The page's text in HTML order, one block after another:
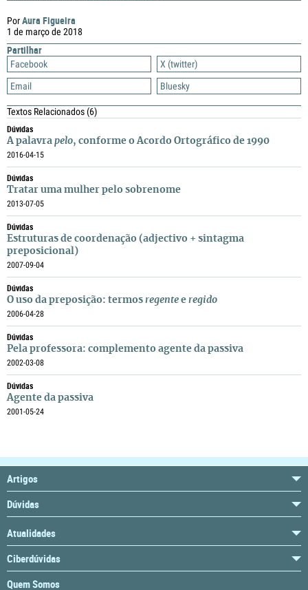
PorAura Figueira
1 de março de 2018
Partilhar
Facebook
X (twitter)
Email
Bluesky
Textos Relacionados(6)
Dúvidas
A palavra pelo, conforme o Acordo Ortográfico de 1990
2016-04-15
Dúvidas
Tratar uma mulher pelo sobrenome
2013-07-05
Dúvidas
Estruturas de coordenação (adjectivo + sintagma
preposicional)
2007-09-04
Dúvidas
O uso da preposição: termos regente e regido
2006-04-28
Dúvidas
Pela professora: complemento agente da passiva
2002-03-08
Dúvidas
Agente da passiva
2001-05-24
Artigos
Dúvidas
Atualidades
Ciberdúvidas
Quem Somos